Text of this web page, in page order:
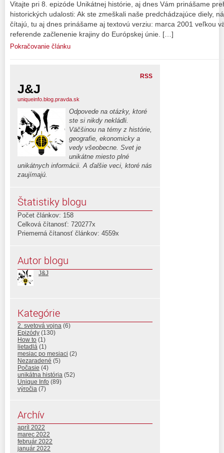
Vitajte pri 8. epizóde Unikátnej histórie, aj dnes Vám prinášame
historických udalosti: Ak ste zmeškali naše predchádzajúce diely,
čítajú, tu aj dnes prinášame aj textovú verziu: marca 2001 veľkou
referende začlenenie krajiny do Európskej únie. […]
Pokračovanie článku
RSS
J&J
uniqueinfo.blog.pravda.sk
Odpovede na otázky, ktoré
ste si nikdy nekládli.
Väčšinou na témy z histórie,
geografie, ekonomicky a
vedy všeobecne. Svet je
unikátne miesto plné
unikátnych informácii. A ďalšie veci, ktoré nás
zaujímajú.
Štatistiky blogu
Počet článkov: 158
Celková čítanosť: 720277x
Priemerná čítanosť článkov: 4559x
Autor blogu
J&J
Kategórie
2. svetová vojna (6)
Epizódy (130)
How to (1)
lietadlá (1)
mesiac po mesiaci (2)
Nezaradené (5)
Počasie (4)
unikátna história (52)
Unique Info (89)
výročia (7)
Archív
apríl 2022
marec 2022
február 2022
január 2022